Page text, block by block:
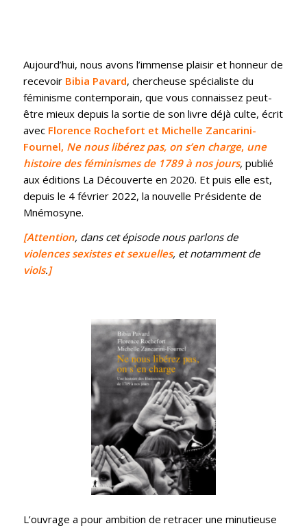
Aujourd’hui, nous avons l’immense plaisir et honneur de
recevoir Bibia Pavard, chercheuse spécialiste du
féminisme contemporain, que vous connaissez peut-
être mieux depuis la sortie de son livre déjà culte, écrit
avec Florence Rochefort et Michelle Zancarini-
Fournel, Ne nous libérez pas, on s’en charge, une
histoire des féminismes de 1789 à nos jours, publié
aux éditions La Découverte en 2020. Et puis elle est,
depuis le 4 février 2022, la nouvelle Présidente de
Mnémosyne.
[Attention, dans cet épisode nous parlons de
violences sexistes et sexuelles, et notamment de
viols.]
L’ouvrage a pour ambition de retracer une minutieuse